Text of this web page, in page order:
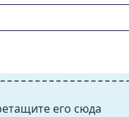
его сюда